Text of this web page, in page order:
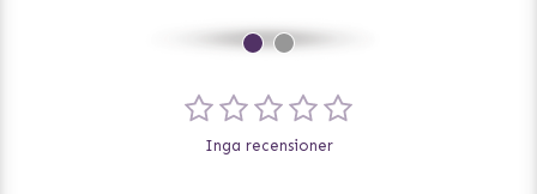
Inga recensioner